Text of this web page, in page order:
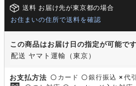
送料 お届け先が東京都の場合
お住まいの住所で送料を確認
この商品はお届け日の指定が可能です
配送 ヤマト運輸（東京）
お支払方法 〇 カード 〇 銀行振込 × 代